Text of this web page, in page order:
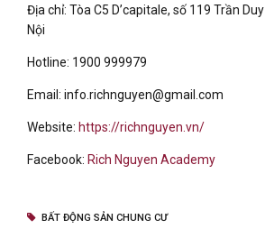
Địa chỉ: Tòa C5 D’capitale, số 119 Trần
Nội
Hotline: 1900 999979
Email: info.richnguyen@gmail.com
Website: https://richnguyen.vn/
Facebook: Rich Nguyen Academy
BẤT ĐỘNG SẢN CHUNG CƯ